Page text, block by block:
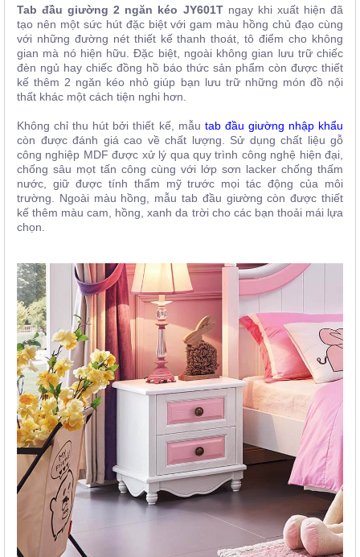
Tab đầu giường 2 ngăn kéo JY601Tngay khi xuất hiện đã
tạo nên một sức hút đặc biệt với gam màu hồng chủ đạo cùng
với những đường nét thiết kế thanh thoát, tô điểm cho không
gian mà nó hiện hữu. Đặc biệt, ngoài không gian lưu trữ chiếc
đèn ngủ hay chiếc đồng hồ báo thức sản phẩm còn được thiết
kế thêm 2 ngăn kéo nhỏ giúp bạn lưu trữ những món đồ nội
thất khác một cách tiện nghi hơn.
Không chỉ thu hút bởi thiết kế, mẫu tab đầu giường nhập khẩu
còn được đánh giá cao về chất lượng. Sử dụng chất liệu gỗ
công nghiệp MDF được xử lý qua quy trình công nghệ hiện đại,
chống sâu mọt tấn công cùng với lớp sơn lacker chống thấm
nước, giữ được tính thẩm mỹ trước mọi tác động của môi
trường. Ngoài màu hồng, mẫu tab đầu giường còn được thiết
kế thêm màu cam, hồng, xanh da trời cho các bạn thoải mái lựa
chọn.